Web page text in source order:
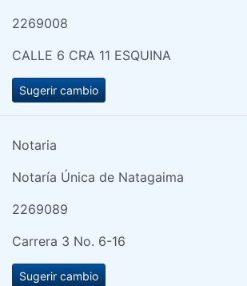
2269008
CALLE 6 CRA 11 ESQUINA
Sugerir cambio
Notaria
Notaría Única de Natagaima
2269089
Carrera 3 No. 6-16
Sugerir cambio